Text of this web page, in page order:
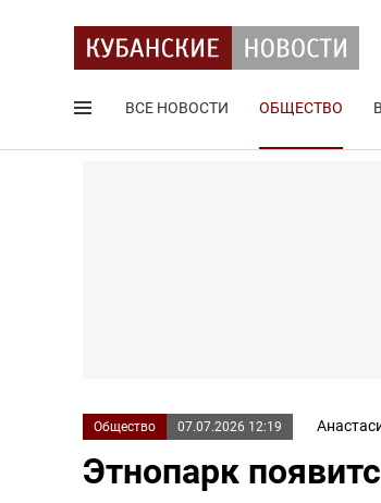
ВСЕ НОВОСТИ ОБЩЕСТВО
Общество 07.07.2026 12:19
Этнопарк